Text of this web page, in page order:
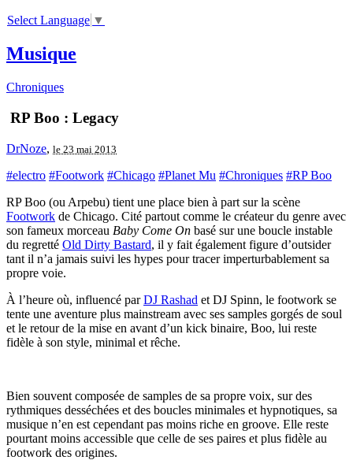
Select Language ▼
Musique
Chroniques
RP Boo : Legacy
DrNoze, le 23 mai 2013
#electro #Footwork #Chicago #Planet Mu #Chroniques #RP Boo
RP Boo (ou Arpebu) tient une place bien à part sur la scène
Footwork de Chicago. Cité partout comme le créateur du genre avec
son fameux morceau Baby Come On basé sur une boucle instable
du regretté Old Dirty Bastard, il y fait également figure d’outsider
tant il n’a jamais suivi les hypes pour tracer imperturbablement sa
propre voie.
À l’heure où, influencé parDJ Rashad et DJ Spinn, le footwork se
tente une aventure plus mainstream avec ses samples gorgés de soul
et le retour de la mise en avant d’un kick binaire, Boo, lui reste
fidèle à son style, minimal et rêche.
Bien souvent composée de samples de sa propre voix, sur des
rythmiques desséchées et des boucles minimales et hypnotiques, sa
musique n’en est cependant pas moins riche en groove. Elle reste
pourtant moins accessible que celle de ses paires et plus fidèle au
footwork des origines.